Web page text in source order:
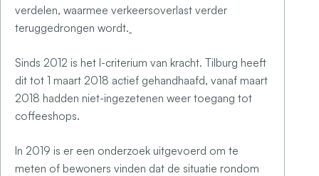
verdelen, waarmee verkeersoverlast verder
teruggedrongen wordt.
Sinds 2012 is het I-criterium van kracht. Tilburg heeft
dit tot 1 maart 2018 actief gehandhaafd, vanaf maart
2018 hadden niet-ingezetenen weer toegang tot
coffeeshops.
In 2019 is er een onderzoek uitgevoerd om te
meten of bewoners vinden dat de situatie rondom